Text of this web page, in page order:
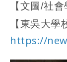
【文圖/社
【東吳大學
https://